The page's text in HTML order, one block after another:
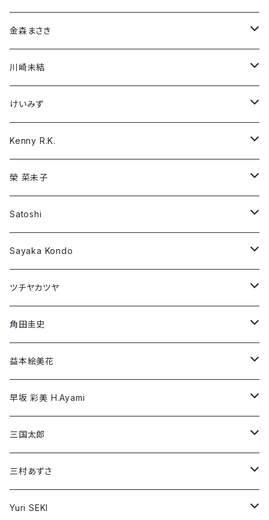
Kenny R.K.
榮 菜未子
Satoshi
Sayaka Kondo
ツチヤカツヤ
角田圭史
益本絵美花
早坂 彩美 H.Ayami
三国太郎
三村あずさ
Yuri SEKI
YOKO FUNAHASHI
REI INABA / 稲葉 怜
「Why Fight?」
「NEO(n) BIRTH -awake-」
「戦場で…」
第1弾コラボ
「Boys, don’t cry」
「Girls, don't cry」
Francesca Furian
Gail Bach
Hallie Lederer
Nathaniel Thompson
Preston Trombly
Robin Dann
William Patterson
Wujian Wang
Long Sleeve T-shirt
Short Sleeve T-shirt
Long Sleeve T-shirt
金森まさき
Short Sleeve T-shirt
Long Sleeve T-shirt
川崎未結
Short Sleeve T-shirt
Long Sleeve T-shirt
けいみず
Short Sleeve T-shirt
Long Sleeve T-shirt
Kenny R.K.
Short Sleeve T-shirt
Long Sleeve T-shirt
榮 菜未子
Short Sleeve T-shirt
Long Sleeve T-shirt
Satoshi
Short Sleeve T-shirt
Long Sleeve T-shirt
Sayaka Kondo
Short Sleeve T-shirt
Long Sleeve T-shirt
ツチヤカツヤ
Short Sleeve T-shirt
Long Sleeve T-shirt
角田圭史
Short Sleeve T-shirt
Long Sleeve T-shirt
益本絵美花
Short Sleeve T-shirt
Long Sleeve T-shirt
早坂 彩美 H.Ayami
Short Sleeve T-shirt
Long Sleeve T-shirt
三国太郎
Short Sleeve T-shirt
Long Sleeve T-shirt
三村あずさ
Short Sleeve T-shirt
Yuri SEKI